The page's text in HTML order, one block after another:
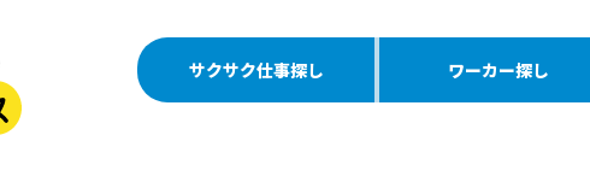
サクサク仕事探し ワーカー探し